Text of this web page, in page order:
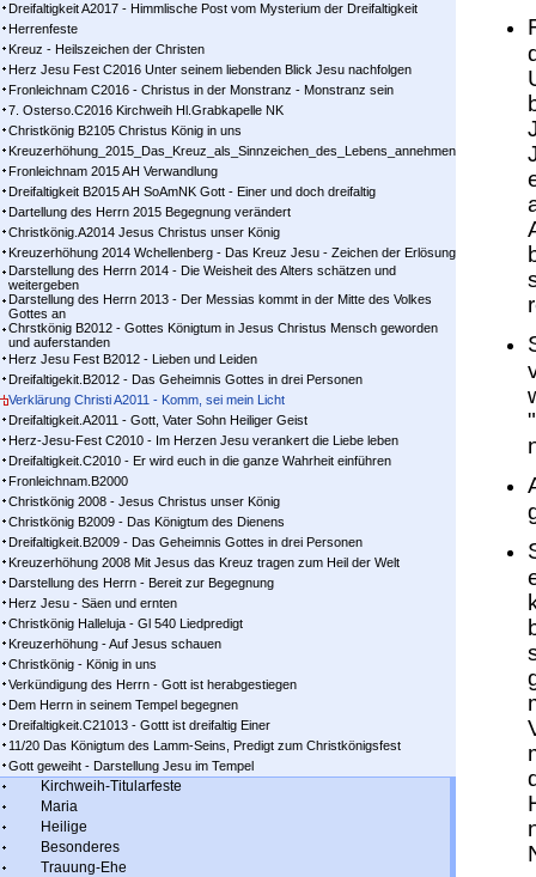
Dreifaltigkeit A2017 - Himmlische Post vom Mysterium der Dreifaltigkeit
Herrenfeste
Kreuz - Heilszeichen der Christen
Herz Jesu Fest C2016 Unter seinem liebenden Blick Jesu nachfolgen
Fronleichnam C2016 - Christus in der Monstranz - Monstranz sein
7. Osterso.C2016 Kirchweih Hl.Grabkapelle NK
Christkönig B2105 Christus König in uns
Kreuzerhöhung_2015_Das_Kreuz_als_Sinnzeichen_des_Lebens_annehmen
Fronleichnam 2015 AH Verwandlung
Dreifaltigkeit B2015 AH SoAmNK Gott - Einer und doch dreifaltig
Dartellung des Herrn 2015 Begegnung verändert
Christkönig.A2014 Jesus Christus unser König
Kreuzerhöhung 2014 Wchellenberg - Das Kreuz Jesu - Zeichen der Erlösung
Darstellung des Herrn 2014 - Die Weisheit des Alters schätzen und
weitergeben
Darstellung des Herrn 2013 - Der Messias kommt in der Mitte des Volkes
Gottes an
Chrstkönig B2012 - Gottes Königtum in Jesus Christus Mensch geworden
und auferstanden
Herz Jesu Fest B2012 - Lieben und Leiden
Dreifaltigekit.B2012 - Das Geheimnis Gottes in drei Personen
Verklärung Christi A2011 - Komm, sei mein Licht
Dreifaltigkeit.A2011 - Gott, Vater Sohn Heiliger Geist
Herz-Jesu-Fest C2010 - Im Herzen Jesu verankert die Liebe leben
Dreifaltigkeit.C2010 - Er wird euch in die ganze Wahrheit einführen
Fronleichnam.B2000
Christkönig 2008 - Jesus Christus unser König
Christkönig B2009 - Das Königtum des Dienens
Dreifaltigkeit.B2009 - Das Geheimnis Gottes in drei Personen
Kreuzerhöhung 2008 Mit Jesus das Kreuz tragen zum Heil der Welt
Darstellung des Herrn - Bereit zur Begegnung
Herz Jesu - Säen und ernten
Christkönig Halleluja - Gl 540 Liedpredigt
Kreuzerhöhung - Auf Jesus schauen
Christkönig - König in uns
Verkündigung des Herrn - Gott ist herabgestiegen
Dem Herrn in seinem Tempel begegnen
Dreifaltigkeit.C21013 - Gottt ist dreifaltig Einer
11/20 Das Königtum des Lamm-Seins, Predigt zum Christkönigsfest
Gott geweiht - Darstellung Jesu im Tempel
Kirchweih-Titularfeste
Maria
Heilige
Besonderes
Trauung-Ehe